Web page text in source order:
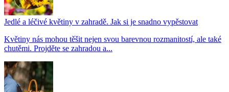
Jedlé a léčivé květiny v zahradě. Jak si je snadno vypěstovat
Květiny nás mohou těšit nejen svou barevnou rozmanitostí, ale také
chutěmi. Projděte se zahradou a...